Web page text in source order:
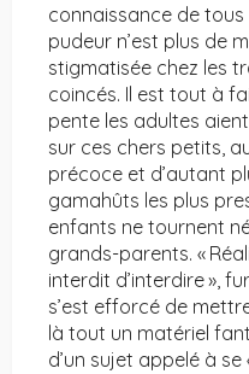
connaissance de
pudeur n’est plus de
stigmatisée chez les
coincés. Il est tout à
pente les adultes
sur ces chers petits,
précoce et d’autant
gamahûts les plus
enfants ne tournent
grands-parents. «
interdit d’interdire »,
s’est efforcé de
là tout un matériel
d’un sujet appelé à se